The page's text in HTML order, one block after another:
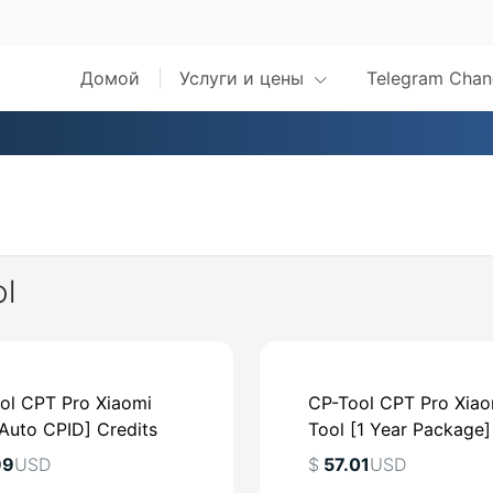
Домой Услуги и цены Telegram
CPT Pro Xiaomi
CPID] Credits
USD
CP-Tool CPT Pro
Tool [1 Year Package]
$ 57.01USD